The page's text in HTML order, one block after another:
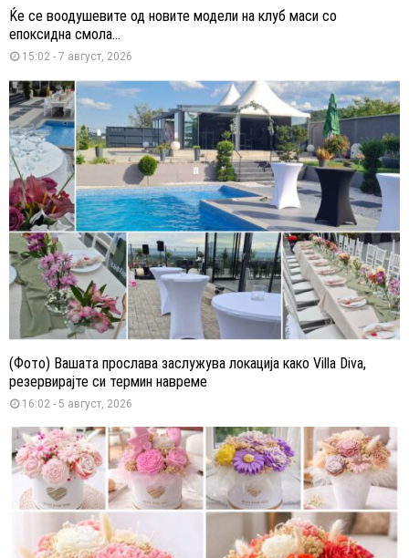
Ќе се воодушевите од новите модели на клуб маси со
епоксидна смола...
15:02 - 7 август, 2026
(Фото) Вашата прослава заслужува локација како Villa Diva,
резервирајте си термин навреме
16:02 - 5 август, 2026